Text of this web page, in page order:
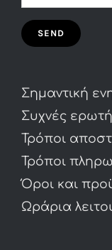
Σημαντική
Συχνές
Τρόποι
Τρόποι
Όροι και
Ωράρια